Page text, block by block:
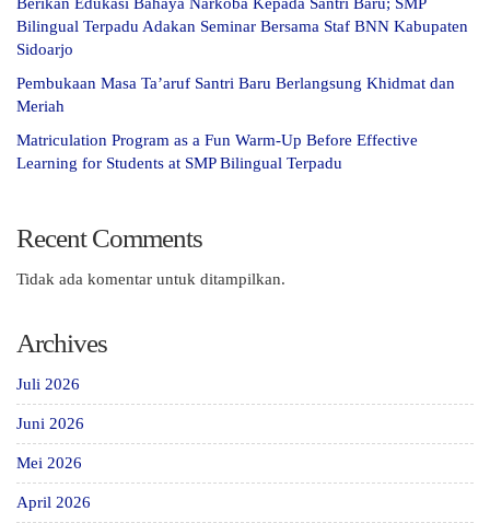
Berikan Edukasi Bahaya Narkoba Kepada Santri Baru; SMP
Bilingual Terpadu Adakan Seminar Bersama Staf BNN Kabupaten
Sidoarjo
Pembukaan Masa Ta’aruf Santri Baru Berlangsung Khidmat dan
Meriah
Matriculation Program as a Fun Warm-Up Before Effective
Learning for Students at SMP Bilingual Terpadu
Recent Comments
Tidak ada komentar untuk ditampilkan.
Archives
Juli 2026
Juni 2026
Mei 2026
April 2026